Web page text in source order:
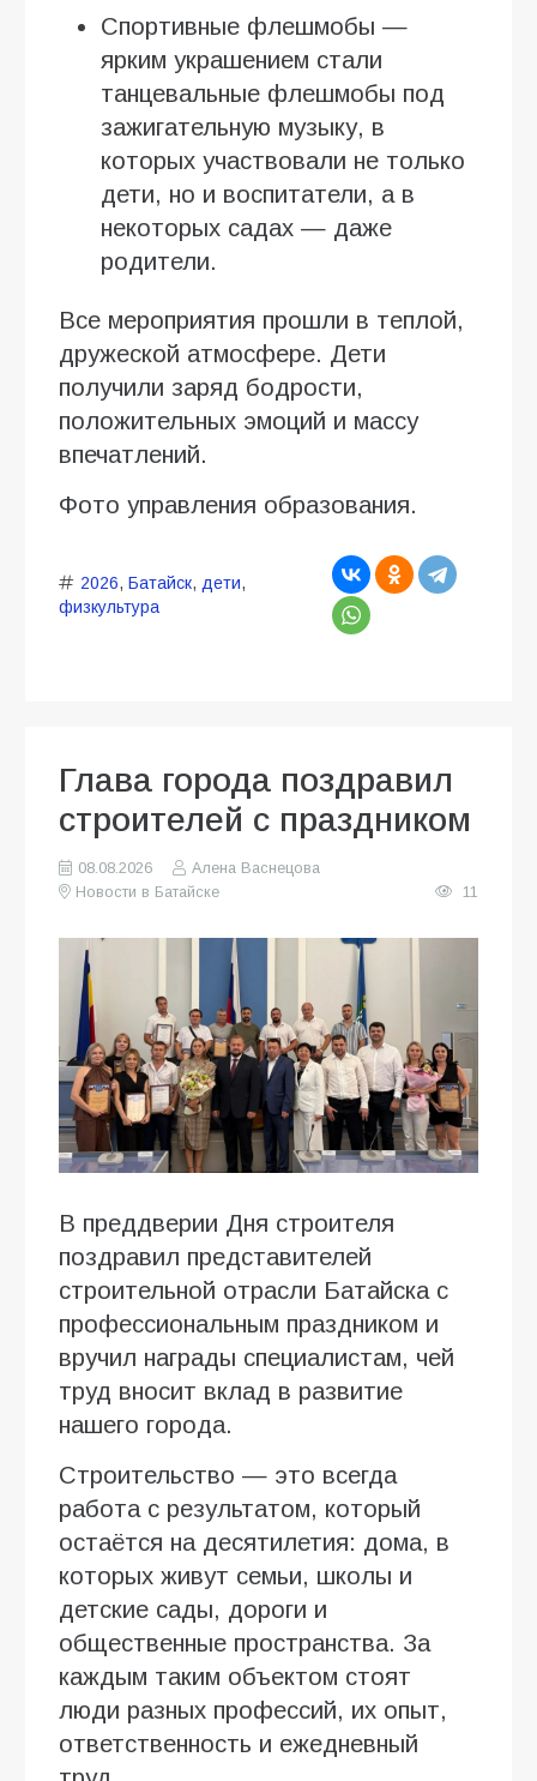
Спортивные флешмобы —
ярким украшением стали
танцевальные флешмобы под
зажигательную музыку, в
которых участвовали не только
дети, но и воспитатели, а в
некоторых садах — даже
родители.
Все мероприятия прошли в теплой,
дружеской атмосфере. Дети
получили заряд бодрости,
положительных эмоций и массу
впечатлений.
Фото управления образования.
2026, Батайск, дети,
физкультура
Глава города поздравил
строителей с праздником
08.08.2026
Алена Васнецова
Новости в Батайске
11
В преддверии Дня строителя
поздравил представителей
строительной отрасли Батайска с
профессиональным праздником и
вручил награды специалистам, чей
труд вносит вклад в развитие
нашего города.
Строительство — это всегда
работа с результатом, который
остаётся на десятилетия: дома, в
которых живут семьи, школы и
детские сады, дороги и
общественные пространства. За
каждым таким объектом стоят
люди разных профессий, их опыт,
ответственность и ежедневный